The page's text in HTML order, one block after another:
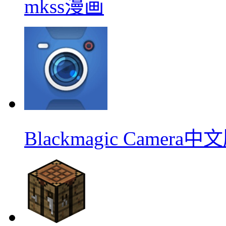
mkss漫画
Blackmagic Camera中